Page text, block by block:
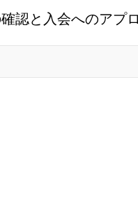
と入会へのアプ